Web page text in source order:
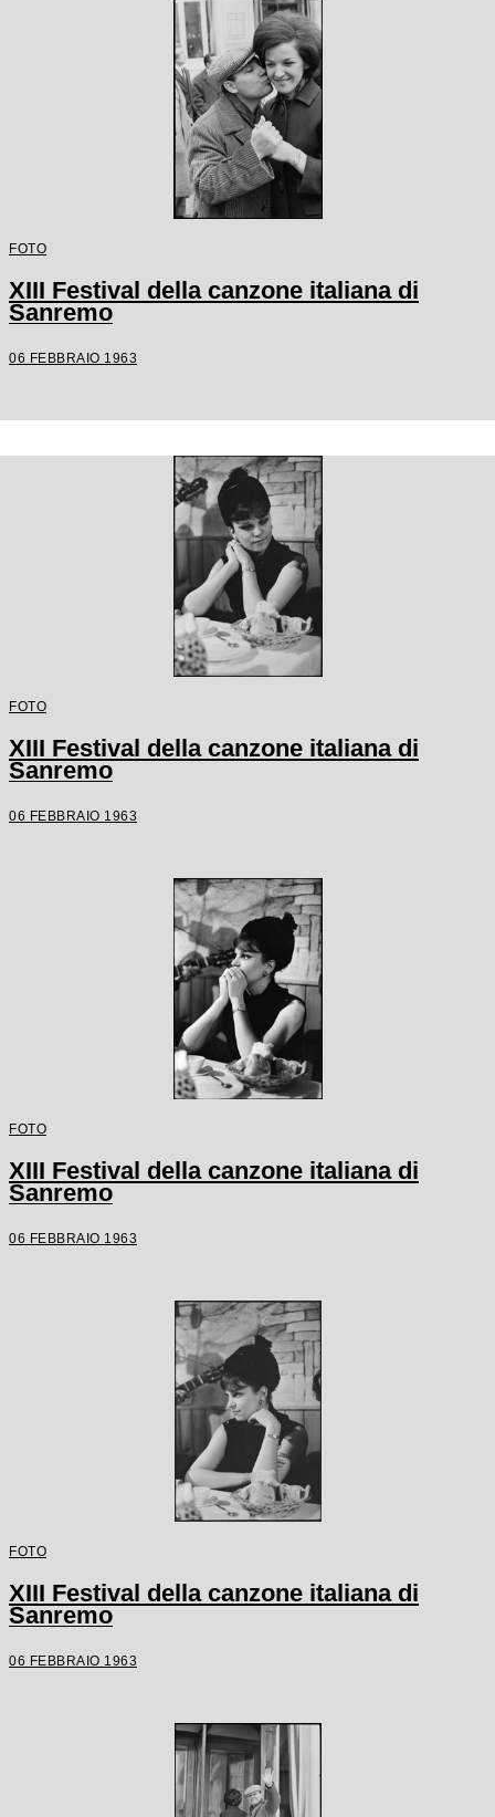
FOTO
XIII Festival della canzone italiana di
Sanremo
06 FEBBRAIO 1963
FOTO
XIII Festival della canzone italiana di
Sanremo
06 FEBBRAIO 1963
FOTO
XIII Festival della canzone italiana di
Sanremo
06 FEBBRAIO 1963
FOTO
XIII Festival della canzone italiana di
Sanremo
06 FEBBRAIO 1963